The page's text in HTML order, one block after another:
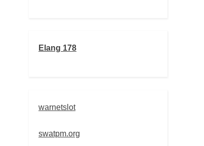
Elang 178
warnetslot
swatpm.org